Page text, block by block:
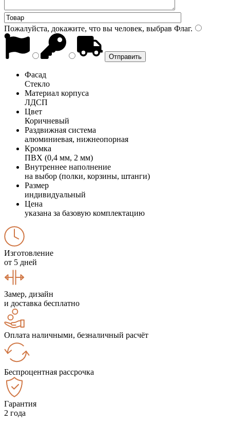
Пожалуйста, докажите, что вы человек, выбрав Флаг.
Фасад
Стекло
Материал корпуса
ЛДСП
Цвет
Коричневый
Раздвижная система
алюминиевая, нижнеопорная
Кромка
ПВХ (0,4 мм, 2 мм)
Внутреннее наполнение
на выбор (полки, корзины, штанги)
Размер
индивидуальный
Цена
указана за базовую комплектацию
Изготовление
от 5 дней
Замер, дизайн
и доставка бесплатно
Оплата наличными, безналичный расчёт
Беспроцентная рассрочка
Гарантия
2 года